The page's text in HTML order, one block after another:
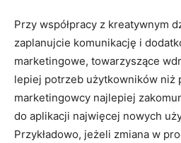
Przy współpracy z kreatywnym
zaplanujcie komunikację i
marketingowe, towarzyszące
lepiej potrzeb użytkowników niż
marketingowcy najlepiej
do aplikacji najwięcej nowych
Przykładowo, jeżeli zmiana w